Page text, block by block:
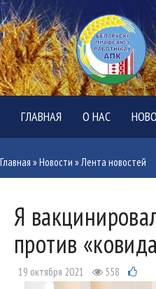
ГЛАВНАЯ О НАС
Главная »Новости »Лента новостей
Я
против
19 октября 2021 558